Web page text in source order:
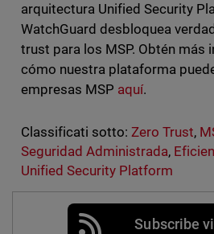
arquitectura Unified Security
WatchGuard desbloquea
trust para los MSP. Obtén más
cómo nuestra plataforma
empresas MSP aquí.
Classificati sotto: Zero Trust,
Seguridad Administrada,
Unified Security Platform
Subscribe